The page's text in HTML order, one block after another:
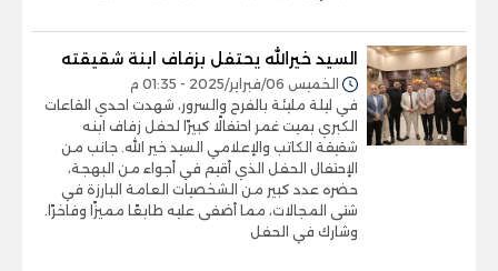
السيد خيرالله يحتفل بزفاف ابنة شقيقته
الخميس 06/فبراير/2025 - 01:35 م
في ليلة مليئة بالفرح والسرور، شهدت احدي القاعات
الكبري بميت غمر احتفالًا كبيرًا لحفل زفاف ابنه
شقيقة الكاتب والإعلامي السيد خير الله. جانب من
الإحتفال الحفل الذي أقيم في أجواء من البهجة،
حضره عدد كبير من الشخصيات العامة البارزة في
شتى المجالات، مما أضفى عليه طابعًا مميزًا وفاخرًا.
وشارك في الحفل